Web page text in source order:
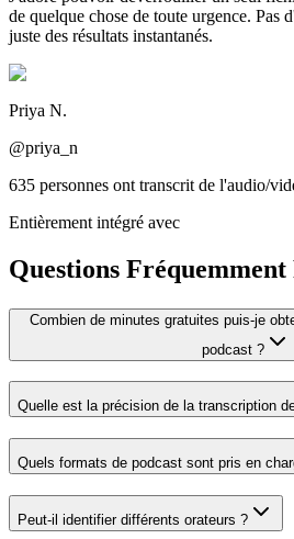
de quelque chose de toute urgence. Pas
juste des résultats instantanés.
Priya N.
@priya_n
635 personnes ont transcrit de l'audio/
Entièrement intégré avec
Questions Fréquemment
Combien de minutes gratuites puis-je
podcast ?
Quelle est la précision de la transcription
Quels formats de podcast sont pris en
Peut-il identifier différents orateurs ?